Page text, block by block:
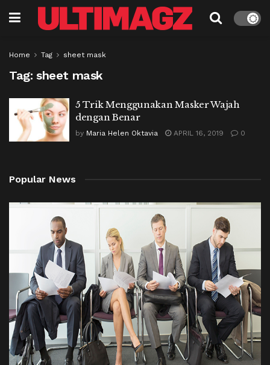
Home Tag sheet mask
Tag: sheet mask
5 Trik Menggunakan Masker Wajah
dengan Benar
by Maria Helen Oktavia APRIL 16, 2019 0
Popular News